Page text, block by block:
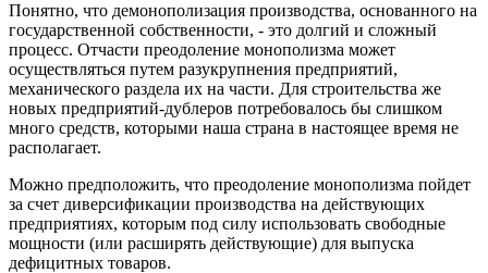
Понятно, что демонополизация производства, основанного на
государственной собственности, - это долгий и сложный
процесс. Отчасти преодоление монополизма может
осуществляться путем разукрупнения предприятий,
механического раздела их на части. Для строительства же
новых предприятий-дублеров потребовалось бы слишком
много средств, которыми наша страна в настоящее время не
располагает.
Можно предположить, что преодоление монополизма пойдет
за счет диверсификации производства на действующих
предприятиях, которым под силу использовать свободные
мощности (или расширять действующие) для выпуска
дефицитных товаров.